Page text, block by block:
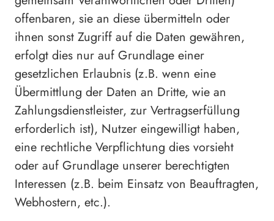
offenbaren, sie an diese übermitteln oder
ihnen sonst Zugriff auf die Daten gewähren,
erfolgt dies nur auf Grundlage einer
gesetzlichen Erlaubnis (z.B. wenn eine
Übermittlung der Daten an Dritte, wie an
Zahlungsdienstleister, zur Vertragserfüllung
erforderlich ist), Nutzer eingewilligt haben,
eine rechtliche Verpflichtung dies vorsieht
oder auf Grundlage unserer berechtigten
Interessen (z.B. beim Einsatz von Beauftragten,
Webhostern, etc.).